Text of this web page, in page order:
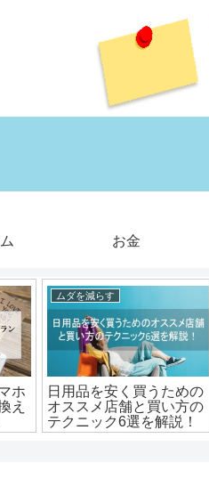
お金
ホ
え
ムダを減らす
日用品を安く買うための
オススメ店舗と買い方の
テクニック6選を解説！